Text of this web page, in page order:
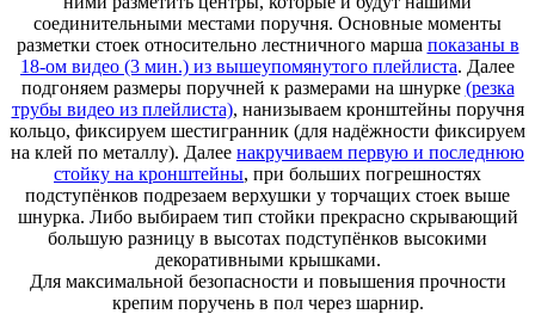
соединительными местами поручня. Основные моменты
разметки стоек относительно лестничного марша показаны в
18-ом видео (3 мин.) из вышеупомянутого плейлиста. Далее
подгоняем размеры поручней к размерами на шнурке (резка
трубы видео из плейлиста), нанизываем кронштейны поручня
кольцо, фиксируем шестигранник (для надёжности фиксируем
на клей по металлу). Далее накручиваем первую и последнюю
стойку на кронштейны, при больших погрешностях
подступёнков подрезаем верхушки у торчащих стоек выше
шнурка. Либо выбираем тип стойки прекрасно скрывающий
большую разницу в высотах подступёнков высокими
декоративными крышками.
Для максимальной безопасности и повышения прочности
крепим поручень в пол через шарнир.